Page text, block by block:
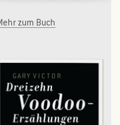
zum Buch